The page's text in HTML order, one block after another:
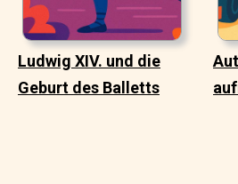
Ludwig XIV. und die
Geburt des Balletts